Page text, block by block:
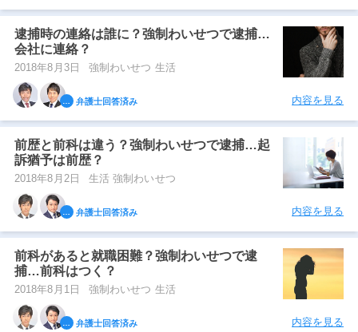
逮捕時の連絡は誰に？強制わいせつで逮捕…
会社に連絡？
2018年8月3日 強制わいせつ 生活
弁護士回答済み 内容を見る
前歴と前科は違う？強制わいせつで逮捕…起
訴猶予は前歴？
2018年8月2日 生活 強制わいせつ
弁護士回答済み 内容を見る
前科があると就職困難？強制わいせつで逮
捕…前科はつく？
2018年8月1日 強制わいせつ 生活
弁護士回答済み 内容を見る